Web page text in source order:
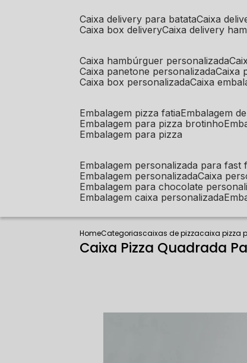
caixa delivery para batata caixa
caixa box delivery caixa delivery
caixa hambúrguer personalizada
caixa panetone personalizada
caixa box personalizada caixa
embalagem pizza fatia embalagem
embalagem para pizza brotinho
embalagem para pizza
embalagem personalizada para fast
embalagem personalizada caixa
embalagem para chocolate
embalagem caixa personalizada
HomeCategoriascaixas de pizzacaixa pizza
Caixa Pizza Quadrada